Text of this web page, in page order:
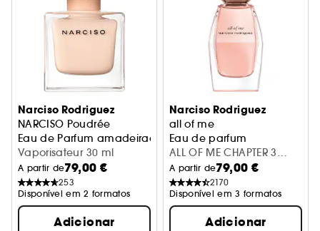
Narciso Rodriguez
NARCISO Poudrée
Eau de Parfum amadeirada floral empoada
Vaporisateur 30 ml
A partir de79,00 €
253
Disponível em 2 formatos
Adicionar
Narciso Rodriguez
all of me
Eau de parfum
ALL OF ME CHAPTER 3
NEW LAUNCH 30ML
A partir de79,00 €
2170
Disponível em 3 formatos
Adicionar